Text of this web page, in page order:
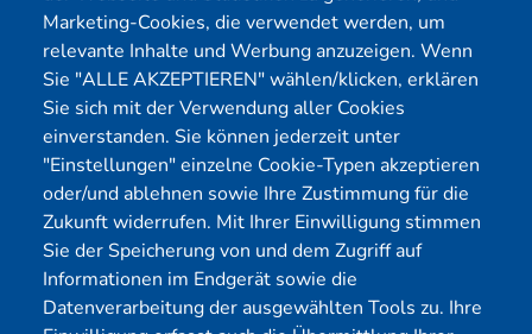
Marketing-Cookies, die verwendet werden, um
relevante Inhalte und Werbung anzuzeigen. Wenn
Sie "ALLE AKZEPTIEREN" wählen/klicken, erklären
Sie sich mit der Verwendung aller Cookies
einverstanden. Sie können jederzeit unter
"Einstellungen" einzelne Cookie-Typen akzeptieren
oder/und ablehnen sowie Ihre Zustimmung für die
Zukunft widerrufen. Mit Ihrer Einwilligung stimmen
Sie der Speicherung von und dem Zugriff auf
Informationen im Endgerät sowie die
Datenverarbeitung der ausgewählten Tools zu. Ihre
Pentest Anbieter
Pentest Kosten Rechner
KMU CyberRisikoCheck
OT-Security
Physical Pentest
Über uns
Kontakt
Blog
Karriere
Datenschutz
Impressum
Mitglied